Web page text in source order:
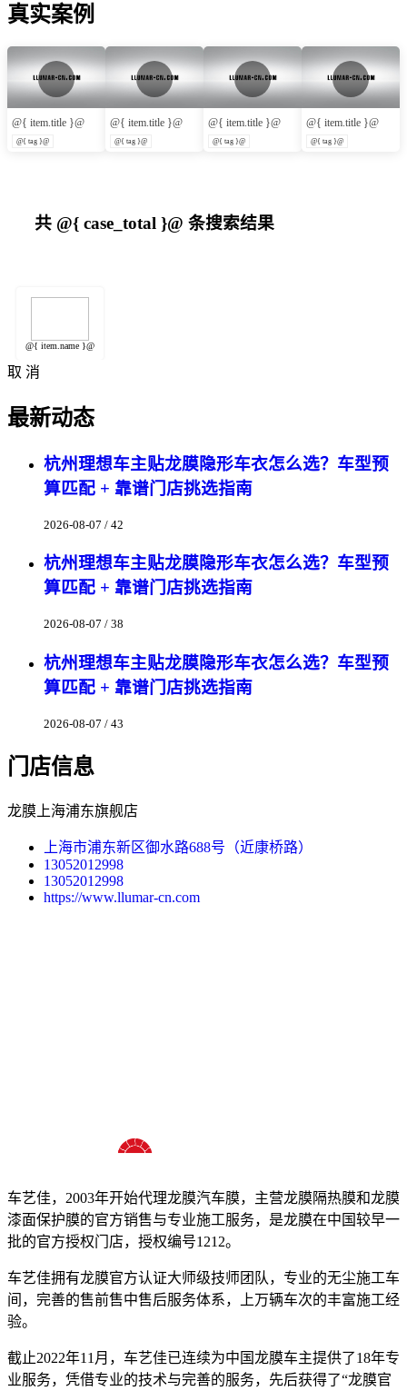
真实案例
@{ item.title }@
@{ tag }@
@{ item.title }@
@{ tag }@
@{ item.title }@
@{ tag }@
@{ item.title }@
@{ tag }@
共 @{ case_total }@ 条搜索结果
@{ item.name }@
取 消
最新动态
杭州理想车主贴龙膜隐形车衣怎么选？车型预
算匹配 + 靠谱门店挑选指南
2026-08-07 / 42
杭州理想车主贴龙膜隐形车衣怎么选？车型预
算匹配 + 靠谱门店挑选指南
2026-08-07 / 38
杭州理想车主贴龙膜隐形车衣怎么选？车型预
算匹配 + 靠谱门店挑选指南
2026-08-07 / 43
门店信息
龙膜上海浦东旗舰店
上海市浦东新区御水路688号（近康桥路）
13052012998
13052012998
https://www.llumar-cn.com
车艺佳，2003年开始代理龙膜汽车膜，主营龙膜隔热膜和龙膜
漆面保护膜的官方销售与专业施工服务，是龙膜在中国较早一
批的官方授权门店，授权编号1212。
车艺佳拥有龙膜官方认证大师级技师团队，专业的无尘施工车
间，完善的售前售中售后服务体系，上万辆车次的丰富施工经
验。
截止2022年11月，车艺佳已连续为中国龙膜车主提供了18年专
业服务，凭借专业的技术与完善的服务，先后获得了“龙膜官